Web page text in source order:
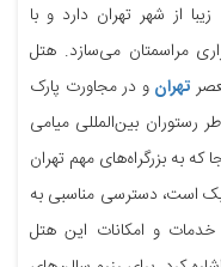
از شهر تهران دارد و با
مراسمتان می‌سازد. هتل
تهران و در مجاورت پارک
بین‌المللی میامی
که به بزرگراه‌های مهم تهران
است، دسترسی مناسبی به
خدمات و امکانات این هتل